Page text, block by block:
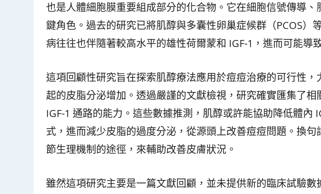
也是人體細胞膜重要組成部分的化合物。它在細胞信號傳導
鍵角色。過去的研究已將肌醇與多囊性卵巢症候群（PCOS）
病往往也伴隨著較高水平的雄性荷爾蒙和 IGF-1，進而可能導
這項回顧性研究旨在探索肌醇療法應用於痘痘治療的可行性，
起的皮脂分泌增加。透過嚴謹的文獻檢視，研究確實匯集了
IGF-1 通路的能力。這些數據推測，肌醇或許能協助降低體內
式，進而減少皮脂的過度分泌，從源頭上改善痘痘問題。換
節生理機制的途徑，來輔助改善皮膚狀況。
雖然這項研究主要是一篇文獻回顧，並未提供新的臨床試驗